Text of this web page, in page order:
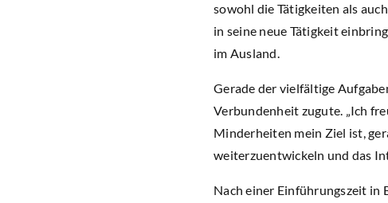
sowohl die Tätigkeiten als
in seine neue Tätigkeit
im Ausland.
Gerade der vielfältige
Verbundenheit zugute. „Ich
Minderheiten mein Ziel ist,
weiterzuentwickeln und das
Nach einer Einführungszeit